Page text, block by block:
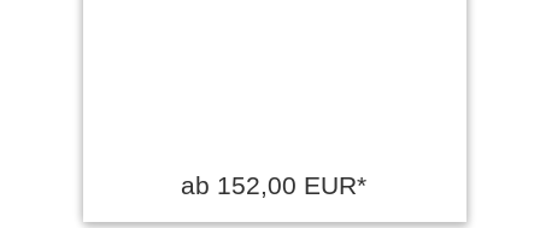
ab 152,00 EUR*